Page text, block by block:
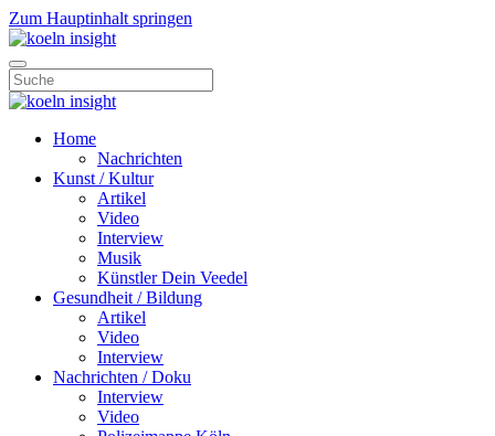
Zum Hauptinhalt springen
Home
Nachrichten
Kunst / Kultur
Artikel
Video
Interview
Musik
Künstler Dein Veedel
Gesundheit / Bildung
Artikel
Video
Interview
Nachrichten / Doku
Interview
Video